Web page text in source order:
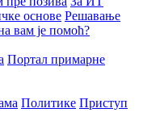
основе Решавање
вам је помоћ?
Портал примарне
Политике Приступ